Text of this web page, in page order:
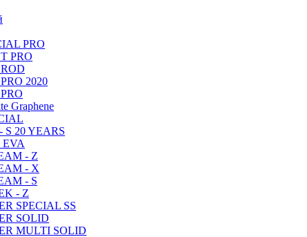
PRO
PRO
2020
Graphene
20 YEARS
- Z
- X
- S
- Z
SPECIAL SS
SOLID
MULTI SOLID